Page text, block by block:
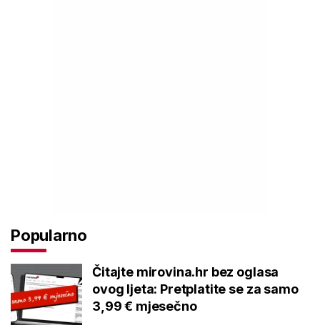
Popularno
Čitajte mirovina.hr bez oglasa
ovog ljeta: Pretplatite se za samo
3,99 € mjesečno